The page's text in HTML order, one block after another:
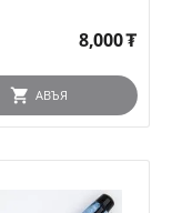
8,000₮
АВЪЯ